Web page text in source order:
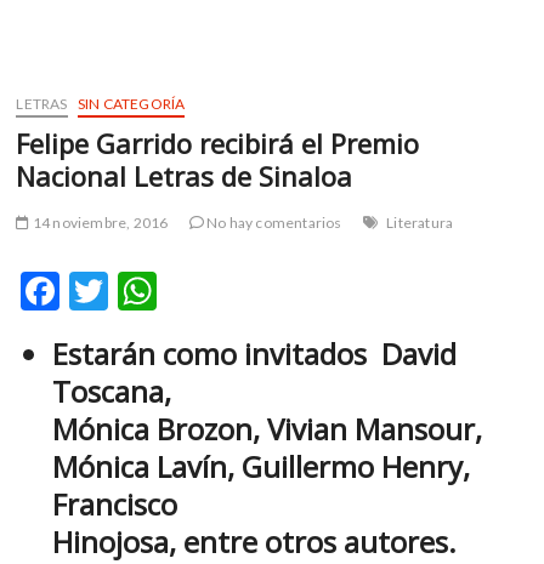
LETRAS SIN CATEGORÍA
Felipe Garrido recibirá el Premio
Nacional Letras de Sinaloa
14 noviembre, 2016 No hay comentarios Literatura
F
e
b
o
o
k
T
w
itt
er
at
s
A
p
p
Estarán como invitados David
Toscana,
Mónica Brozon, Vivian Mansour,
Mónica Lavín, Guillermo Henry,
Francisco
Hinojosa, entre otros autores.